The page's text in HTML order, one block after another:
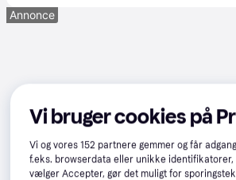
Annonce
Vi bruger cookies på
Vi og vores152 partnere gemmer og får
f.eks. browserdata eller unikke identifikatorer,
vælger Accepter, gør det muligt for